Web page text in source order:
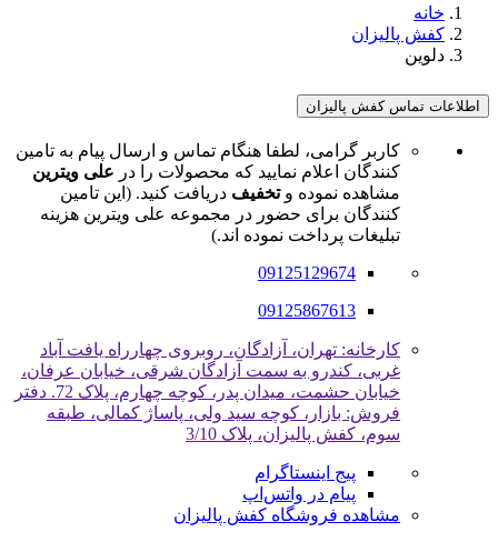
خانه
کفش پالیزان
دلوین
اطلاعات تماس کفش پالیزان
کاربر گرامی، لطفا هنگام تماس و ارسال پیام به تامین
کنندگان اعلام نمایید که محصولات را در علی ویترین
مشاهده نموده وتخفیف دریافت کنید. (این تامین
کنندگان برای حضور در مجموعه علی ویترین هزینه
تبلیغات پرداخت نموده اند.)
09125129674
09125867613
کارخانه: تهران، آزادگان، روبروی چهارراه یافت آباد
غربی، کندرو به سمت آزادگان شرقی، خیابان عرفان،
خیابان حشمت، میدان پدر، کوچه چهارم، پلاک 72. دفتر
فروش: بازار، کوچه سید ولی، پاساژ کمالی، طبقه
سوم، کفش پالیزان، پلاک 3/10
پیج اینستاگرام
پیام در واتس‌اپ
مشاهده فروشگاه کفش پالیزان